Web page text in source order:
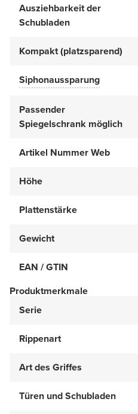
Ausziehbarkeit der
Schubladen
Kompakt (platzsparend)
Siphonaussparung
Passender
Spiegelschrank möglich
Artikel Nummer Web
Höhe
Plattenstärke
Gewicht
EAN / GTIN
Produktmerkmale
Serie
Rippenart
Art des Griffes
Türen und Schubladen